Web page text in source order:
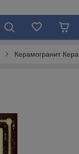
Керамогранит